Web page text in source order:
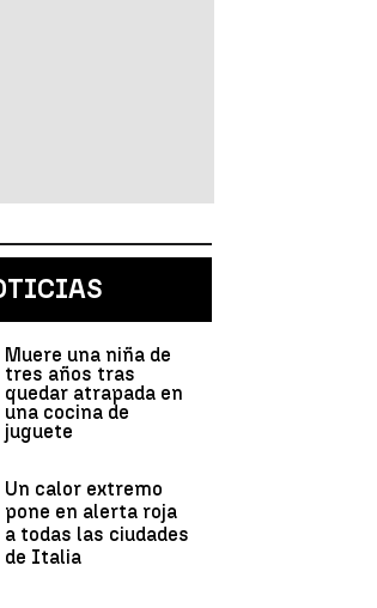
Muere una niña de
tres años tras
quedar atrapada en
una cocina de
juguete
Un calor extremo
pone en alerta roja
a todas las ciudades
de Italia